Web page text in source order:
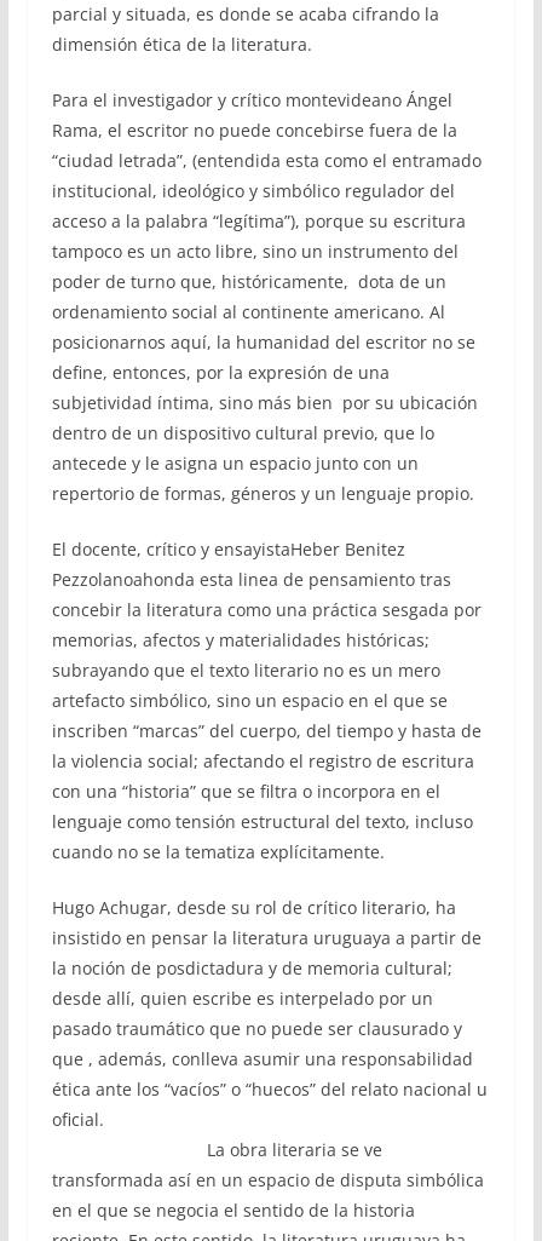
parcial y situada, es donde se acaba cifrando la
dimensión ética de la literatura.
Para el investigador y crítico montevideano Ángel
Rama, el escritor no puede concebirse fuera de la
“ciudad letrada”, (entendida esta como el entramado
institucional, ideológico y simbólico regulador del
acceso a la palabra “legítima”), porque su escritura
tampoco es un acto libre, sino un instrumento del
poder de turno que, históricamente, dota de un
ordenamiento social al continente americano. Al
posicionarnos aquí, la humanidad del escritor no se
define, entonces, por la expresión de una
subjetividad íntima, sino más bien por su ubicación
dentro de un dispositivo cultural previo, que lo
antecede y le asigna un espacio junto con un
repertorio de formas, géneros y un lenguaje propio.
El docente, crítico y ensayistaHeber Benitez
Pezzolanoahonda esta linea de pensamiento tras
concebir la literatura como una práctica sesgada por
memorias, afectos y materialidades históricas;
subrayando que el texto literario no es un mero
artefacto simbólico, sino un espacio en el que se
inscriben “marcas” del cuerpo, del tiempo y hasta de
la violencia social; afectando el registro de escritura
con una “historia” que se filtra o incorpora en el
lenguaje como tensión estructural del texto, incluso
cuando no se la tematiza explícitamente.
Hugo Achugar, desde su rol de crítico literario, ha
insistido en pensar la literatura uruguaya a partir de
la noción de posdictadura y de memoria cultural;
desde allí, quien escribe es interpelado por un
pasado traumático que no puede ser clausurado y
que , además, conlleva asumir una responsabilidad
ética ante los “vacíos” o “huecos” del relato nacional u
oficial.
La obra literaria se ve
transformada así en un espacio de disputa simbólica
en el que se negocia el sentido de la historia